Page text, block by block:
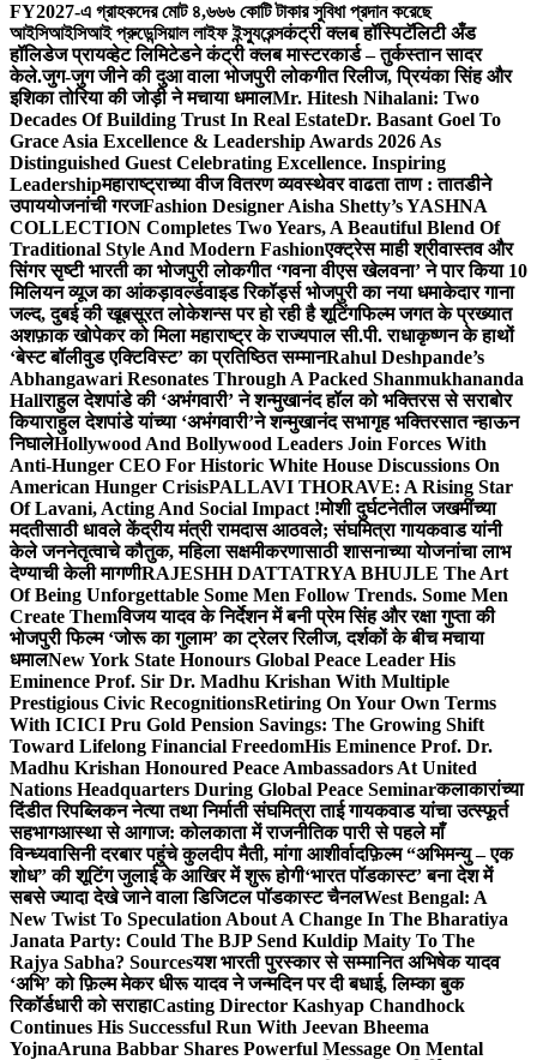
FY2027-এ গ্রাহকদের মোট ৪,৬৬৬ কোটি টাকার সুবিধা প্রদান করেছে
আইসিআইসিআই প্রুডেন্সিয়াল লাইফ ইন্স্যুরেন্সकंट्री क्लब हॉस्पिटॅलिटी अँड
हॉलिडेज प्रायव्हेट लिमिटेडने कंट्री क्लब मास्टरकार्ड – तुर्कस्तान सादर
केले.जुग-जुग जीने की दुआ वाला भोजपुरी लोकगीत रिलीज, प्रियंका सिंह और
इशिका तोरिया की जोड़ी ने मचाया धमालMr. Hitesh Nihalani: Two
Decades Of Building Trust In Real EstateDr. Basant Goel To
Grace Asia Excellence & Leadership Awards 2026 As
Distinguished Guest Celebrating Excellence. Inspiring
Leadershipमहाराष्ट्राच्या वीज वितरण व्यवस्थेवर वाढता ताण : तातडीने
उपाययोजनांची गरजFashion Designer Aisha Shetty’s YASHNA
COLLECTION Completes Two Years, A Beautiful Blend Of
Traditional Style And Modern Fashionएक्ट्रेस माही श्रीवास्तव और
सिंगर सृष्टी भारती का भोजपुरी लोकगीत ‘गवना वीएस खेलवना’ ने पार किया 10
मिलियन व्यूज का आंकड़ावर्ल्डवाइड रिकॉर्ड्स भोजपुरी का नया धमाकेदार गाना
जल्द, दुबई की खूबसूरत लोकेशन्स पर हो रही है शूटिंगफिल्म जगत के प्रख्यात
अशफ़ाक खोपेकर को मिला महाराष्ट्र के राज्यपाल सी.पी. राधाकृष्णन के हाथों
‘बेस्ट बॉलीवुड एक्टिविस्ट’ का प्रतिष्ठित सम्मानRahul Deshpande’s
Abhangawari Resonates Through A Packed Shanmukhananda
Hallराहुल देशपांडे की ‘अभंगवारी’ ने शन्मुखानंद हॉल को भक्तिरस से सराबोर
कियाराहुल देशपांडे यांच्या ‘अभंगवारी’ने शन्मुखानंद सभागृह भक्तिरसात न्हाऊन
निघालेHollywood And Bollywood Leaders Join Forces With
Anti-Hunger CEO For Historic White House Discussions On
American Hunger CrisisPALLAVI THORAVE: A Rising Star
Of Lavani, Acting And Social Impact !मोशी दुर्घटनेतील जखमींच्या
मदतीसाठी धावले केंद्रीय मंत्री रामदास आठवले; संघमित्रा गायकवाड यांनी
केले जननेतृत्वाचे कौतुक, महिला सक्षमीकरणासाठी शासनाच्या योजनांचा लाभ
देण्याची केली मागणीRAJESHH DATTATRYA BHUJLE The Art
Of Being Unforgettable Some Men Follow Trends. Some Men
Create Themविजय यादव के निर्देशन में बनी प्रेम सिंह और रक्षा गुप्ता की
भोजपुरी फिल्म ‘जोरू का गुलाम’ का ट्रेलर रिलीज, दर्शकों के बीच मचाया
धमालNew York State Honours Global Peace Leader His
Eminence Prof. Sir Dr. Madhu Krishan With Multiple
Prestigious Civic RecognitionsRetiring On Your Own Terms
With ICICI Pru Gold Pension Savings: The Growing Shift
Toward Lifelong Financial FreedomHis Eminence Prof. Dr.
Madhu Krishan Honoured Peace Ambassadors At United
Nations Headquarters During Global Peace Seminarकलाकारांच्या
दिंडीत रिपब्लिकन नेत्या तथा निर्माती संघमित्रा ताई गायकवाड यांचा उत्स्फूर्त
सहभागआस्था से आगाज: कोलकाता में राजनीतिक पारी से पहले माँ
विन्ध्यवासिनी दरबार पहुंचे कुलदीप मैती, मांगा आशीर्वादफ़िल्म “अभिमन्यु – एक
शोध” की शूटिंग जुलाई के आखिर में शुरू होगी‘भारत पॉडकास्ट’ बना देश में
सबसे ज्यादा देखे जाने वाला डिजिटल पॉडकास्ट चैनलWest Bengal: A
New Twist To Speculation About A Change In The Bharatiya
Janata Party: Could The BJP Send Kuldip Maity To The
Rajya Sabha? Sourcesयश भारती पुरस्कार से सम्मानित अभिषेक यादव
‘अभि’ को फ़िल्म मेकर धीरू यादव ने जन्मदिन पर दी बधाई, लिम्का बुक
रिकॉर्डधारी को सराहाCasting Director Kashyap Chandhock
Continues His Successful Run With Jeevan Bheema
YojnaAruna Babbar Shares Powerful Message On Mental